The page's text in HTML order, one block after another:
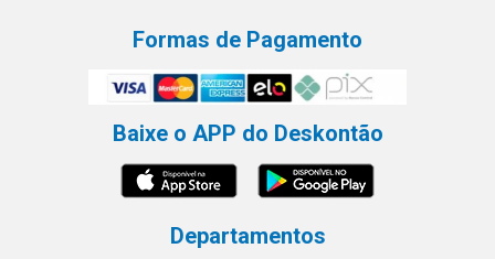
Formas de Pagamento
Baixe o APP do Deskontão
Departamentos